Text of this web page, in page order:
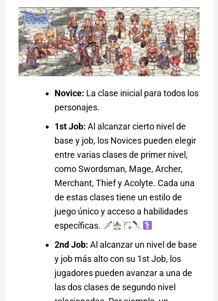
Novice: La clase inicial para todos los
personajes.
1st Job: Al alcanzar cierto nivel de
base y job, los Novices pueden elegir
entre varias clases de primer nivel,
como Swordsman, Mage, Archer,
Merchant, Thief y Acolyte. Cada una
de estas clases tiene un estilo de
juego único y acceso a habilidades
específicas.
2nd Job: Al alcanzar un nivel de base
y job más alto con su 1st Job, los
jugadores pueden avanzar a una de
las dos clases de segundo nivel